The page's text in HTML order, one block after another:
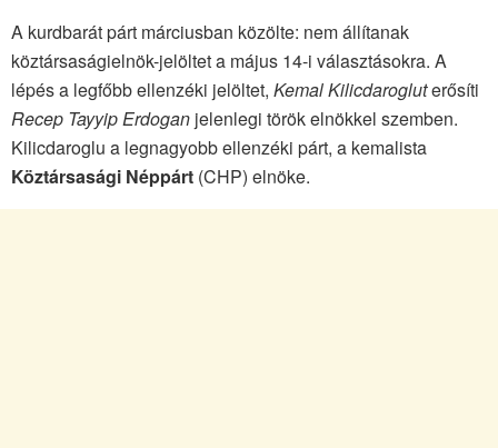
A kurdbarát párt márciusban közölte: nem állítanak
köztársaságielnök-jelöltet a május 14-i választásokra. A
lépés a legfőbb ellenzéki jelöltet, Kemal Kilicdarogluterősíti
Recep Tayyip Erdogan jelenlegi török elnökkel szemben.
Kilicdaroglu a legnagyobb ellenzéki párt, a kemalista
Köztársasági Néppárt (CHP) elnöke.